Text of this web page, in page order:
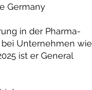
Germany
in der Pharma-
Unternehmen wie
ist er General